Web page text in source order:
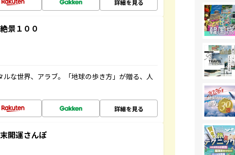
詳細を見る
景１００
な世界、アラブ。「地球の歩き方」が贈る、人
詳細を見る
開運さんぽ